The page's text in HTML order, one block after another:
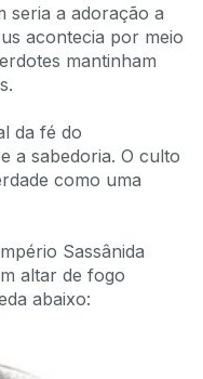
seria a adoração a
acontecia por meio
mantinham
da fé do
a sabedoria. O culto
como uma
Sassânida
altar de fogo
abaixo: